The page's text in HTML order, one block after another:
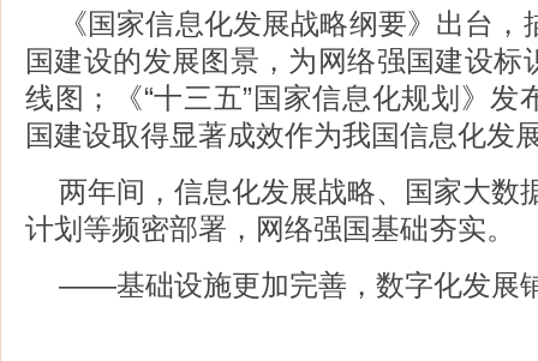
《国家信息化发展战略纲要》出台
国建设的发展图景，为网络强国建设标
线图；《“十三五”国家信息化规划》发
国建设取得显著成效作为我国信息化发
两年间，信息化发展战略、国家大数
计划等频密部署，网络强国基础夯实。
——基础设施更加完善，数字化发展